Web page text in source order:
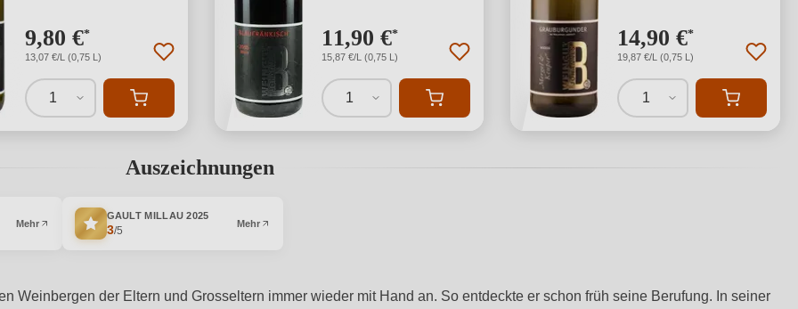
9,80 €*
13,07 €/L (0,75 L)
1
11,90 €*
15,87 €/L (0,75 L)
1
14,90 €*
19,87 €/L (0,75 L)
1
Auszeichnungen
Mehr
GAULT MILLAU2025
3/5
Mehr
Weinbergen der Eltern und Grosseltern immer wieder mit Hand an. So entdeckte er schon früh seine Berufung. In seiner